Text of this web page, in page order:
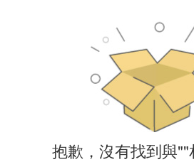
抱歉，沒有找到與